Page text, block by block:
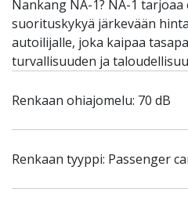
Nankang NA-1? NA-1
suorituskykyä järkevään
autoilijalle, joka kaipaa
turvallisuuden ja
Renkaan ohiajomelu: 70 dB
Renkaan tyyppi: Passenger